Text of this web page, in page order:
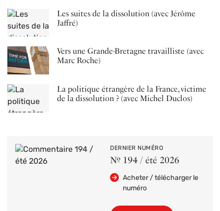
Les suites de la dissolution (avec Jérôme
Jaffré)
Vers une Grande-Bretagne travailliste (avec
Marc Roche)
La politique étrangère de la France, victime
de la dissolution ? (avec Michel Duclos)
DERNIER NUMÉRO
Nº 194 / été 2026
Acheter / télécharger le
numéro